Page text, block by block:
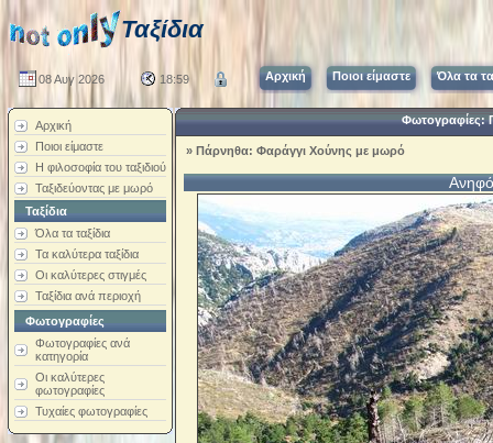
Ταξίδια
08 Αυγ 2026 18:59 Αρχική Ποιοι είμαστε Όλα τα
Αρχική
Ποιοι είμαστε
Η φιλοσοφία του ταξιδιού
Ταξιδεύοντας με μωρό
Ταξίδια
Όλα τα ταξίδια
Τα καλύτερα ταξίδια
Οι καλύτερες στιγμές
Ταξίδια ανά περιοχή
Φωτογραφίες
Φωτογραφίες ανά
κατηγορία
Οι καλύτερες
φωτογραφίες
Τυχαίες φωτογραφίες
Φωτογραφίες:
» Πάρνηθα: Φαράγγι Χούνης με μωρό